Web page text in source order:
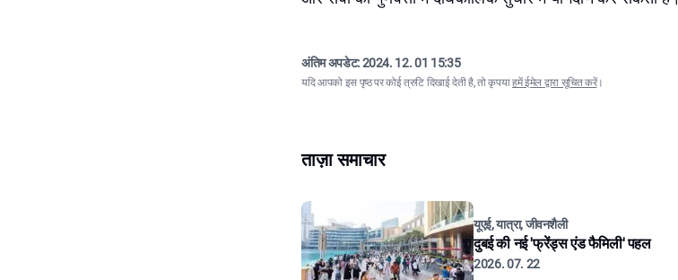
अंतिम अपडेट:2024. 12. 01 15:35
यदि आपको इस पृष्ठ पर कोई त्रुटि दिखाई देती है, तो कृपयाहमें ईमेल द्वारा सूचित करें।
ताज़ा समाचार
यूएई, यात्रा, जीवनशैली
दुबई की नई 'फ्रेंड्स एंड फैमिली' पहल
2026. 07. 22